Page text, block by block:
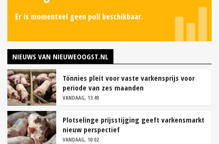
Er is momenteel geen poll beschikbaar.
NIEUWS VAN NIEUWEOOGST.NL
Tönnies pleit voor vaste varkensprijs voor
periode van zes maanden
VANDAAG, 13:49
Plotselinge prijsstijging geeft varkensmarkt
nieuw perspectief
VANDAAG, 10:02